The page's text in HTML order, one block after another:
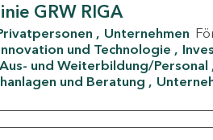
GRW RIGA
Unternehmen
und Technologie
und Weiterbildung/Personal
und Beratung